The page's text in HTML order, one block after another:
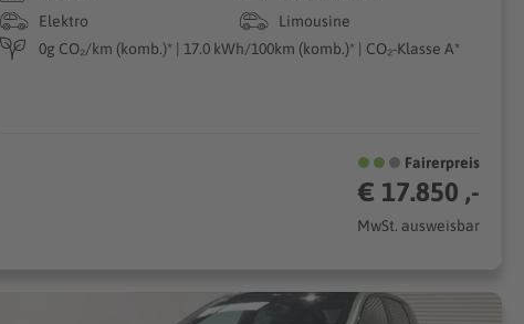
Elektro
Limousine
0g CO₂/km (komb.)* | 17.0 kWh/100km (komb.)* | CO₂-Klasse A*
Fairerpreis
€ 17.850 ,-
MwSt. ausweisbar